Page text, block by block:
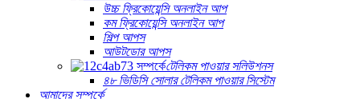
উচ্চ ফ্রিকোয়েন্সি অনলাইন আপ
কম ফ্রিকোয়েন্সি অনলাইন আপ
শিল্প আপস
আউটডোর আপস
টেলিকম পাওয়ার সলিউশনস
৪৮ ভিডিসি সোলার টেলিকম পাওয়ার সিস্টেম
আমাদের সম্পর্কে